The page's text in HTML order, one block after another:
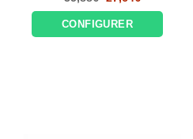
initial
était :
35,88€.
actuel
27,64€.
CONFIGURER